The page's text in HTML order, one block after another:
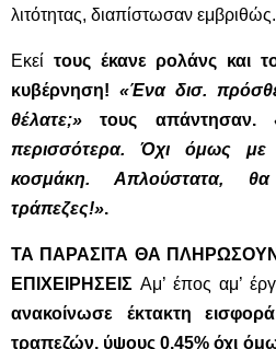
λιτότητας, διαπίστωσαν εμβριθώς.
Εκεί τους έκανε ρολάνς και
κυβέρνηση! «Ένα δισ.
θέλατε;» τους απάντησαν.
περισσότερα. Όχι όμως με
κοσμάκη. Απλούστατα,
τράπεζες!».
ΤΑ ΠΑΡΑΣΙΤΑ ΘΑ
ΕΠΙΧΕΙΡΗΣΕΙΣ Αμ’ έπος αμ’
ανακοίνωσε έκτακτη
τραπεζών, ύψους 0,45% όχι